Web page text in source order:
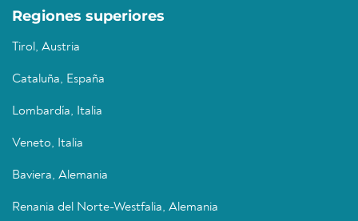
Regiones superiores
Tirol, Austria
Cataluña, España
Lombardía, Italia
Veneto, Italia
Baviera, Alemania
Renania del Norte-Westfalia, Alemania